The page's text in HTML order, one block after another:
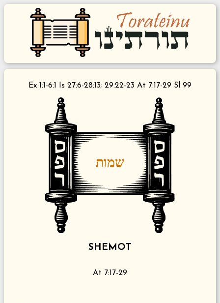
Ex 1:1-6:1 Is 27:6-28:13; 29:22-23 At 7:17-29 Sl 99
שמות
SHEMOT
At 7:17-29